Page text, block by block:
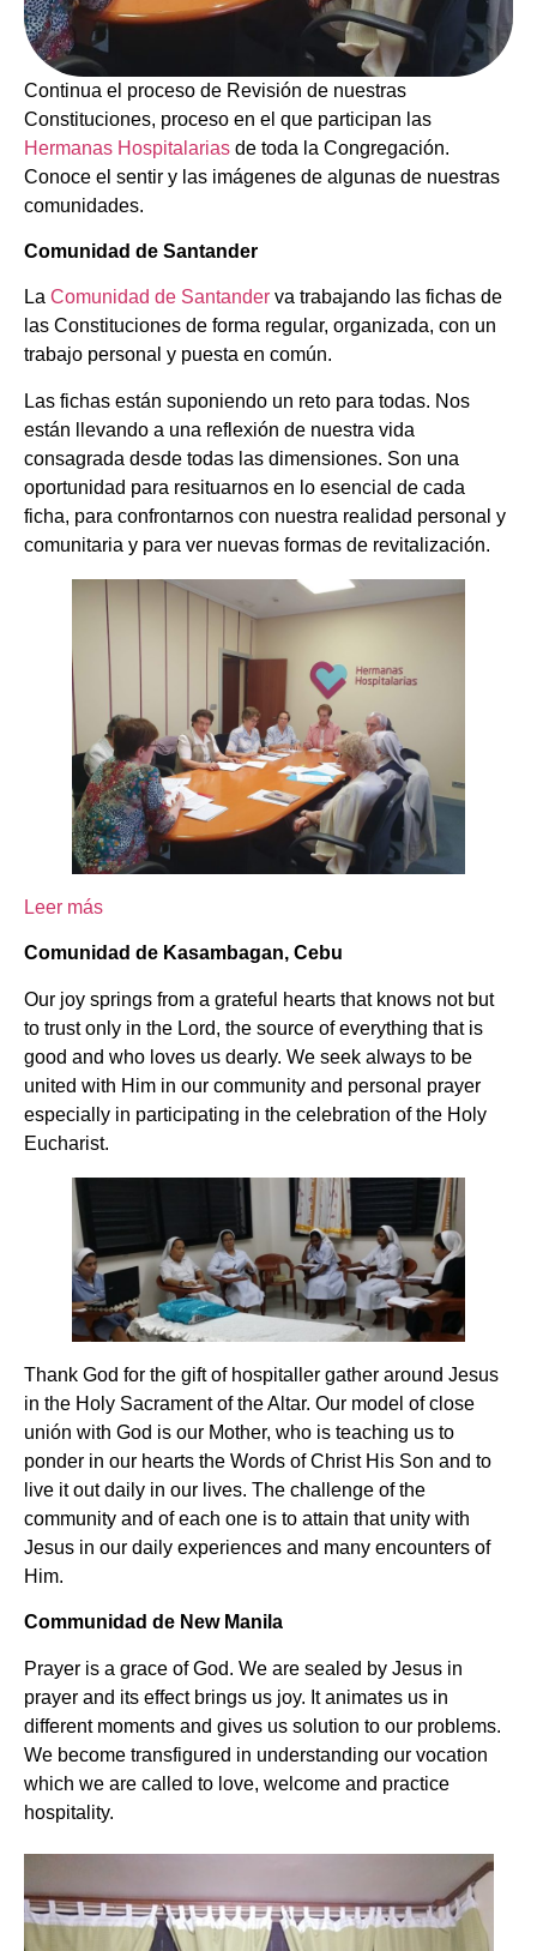
Continua el proceso de Revisión de nuestras
Constituciones, proceso en el que participan las
Hermanas Hospitalarias de toda la Congregación.
Conoce el sentir y las imágenes de algunas de nuestras
comunidades.
Comunidad de Santander
La Comunidad de Santander va trabajando las fichas de
las Constituciones de forma regular, organizada, con un
trabajo personal y puesta en común.
Las fichas están suponiendo un reto para todas. Nos
están llevando a una reflexión de nuestra vida
consagrada desde todas las dimensiones. Son una
oportunidad para resituarnos en lo esencial de cada
ficha, para confrontarnos con nuestra realidad personal y
comunitaria y para ver nuevas formas de revitalización.
Leer más
Comunidad de Kasambagan, Cebu
Our joy springs from a grateful hearts that knows not but
to trust only in the Lord, the source of everything that is
good and who loves us dearly. We seek always to be
united with Him in our community and personal prayer
especially in participating in the celebration of the Holy
Eucharist.
Thank God for the gift of hospitaller gather around Jesus
in the Holy Sacrament of the Altar. Our model of close
unión with God is our Mother, who is teaching us to
ponder in our hearts the Words of Christ His Son and to
live it out daily in our lives. The challenge of the
community and of each one is to attain that unity with
Jesus in our daily experiences and many encounters of
Him.
Communidad de New Manila
Prayer is a grace of God. We are sealed by Jesus in
prayer and its effect brings us joy. It animates us in
different moments and gives us solution to our problems.
We become transfigured in understanding our vocation
which we are called to love, welcome and practice
hospitality.